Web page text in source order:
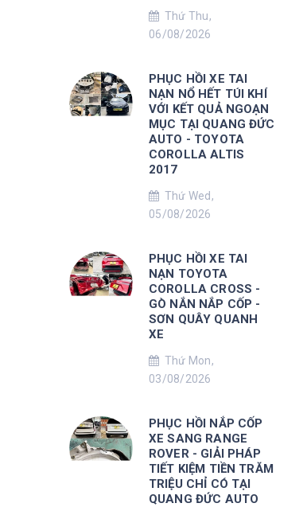
Thứ Thu,
06/08/2026
PHỤC HỒI XE TAI
NẠN NỔ HẾT TÚI KHÍ
VỚI KẾT QUẢ NGOẠN
MỤC TẠI QUANG ĐỨC
AUTO - TOYOTA
COROLLA ALTIS
2017
Thứ Wed,
05/08/2026
PHỤC HỒI XE TAI
NẠN TOYOTA
COROLLA CROSS -
GÒ NẮN NẮP CỐP -
SƠN QUÂY QUANH
XE
Thứ Mon,
03/08/2026
PHỤC HỒI NẮP CỐP
XE SANG RANGE
ROVER - GIẢI PHÁP
TIẾT KIỆM TIỀN TRĂM
TRIỆU CHỈ CÓ TẠI
QUANG ĐỨC AUTO